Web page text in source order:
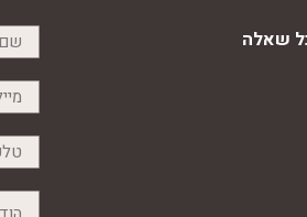
שאלה